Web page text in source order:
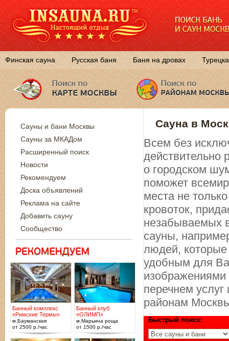
Финская сауна Русская баня Баня на дровах
Сауна в
Всем без
о городском
поможет
места не
кровоток,
незабываемых
сауны,
людей,
удобным для
перечнем
районам
Быстрый поиск:
Сауны и бани Москвы
Сауны за МКАДом
Расширенный поиск
Новости
Рекомендуем
Доска объявлений
Реклама на сайте
Добавить сауну
Сообщество
Банный комплекс
«Римские Термы»
м.Бауманская
от 2500 р./час
Банный клуб
«ОЛИМП»
м.Марьина роща
от 1500 р./час